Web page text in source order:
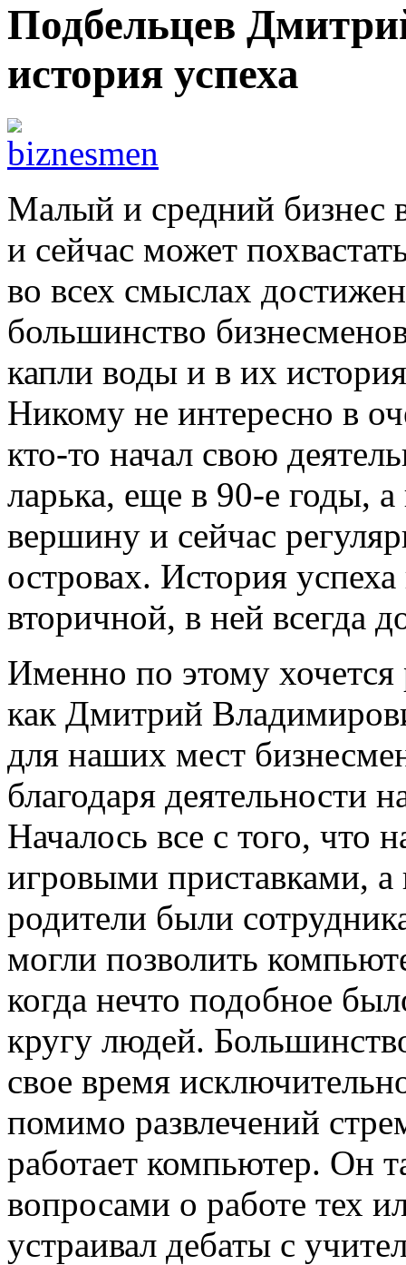
Подбельцев
история успеха
Малый и средний бизнес
и сейчас может
во всех смыслах
большинство
капли воды и в их
Никому не интересно в
кто-то начал свою
ларька, еще в 90-е годы,
вершину и сейчас
островах. История
вторичной, в ней всегда
Именно по этому хочется
как Дмитрий
для наших мест
благодаря деятельности
Началось все с того, что
игровыми приставками,
родители были
могли позволить
когда нечто подобное
кругу людей.
свое время
помимо развлечений
работает компьютер. Он
вопросами о работе тех
устраивал дебаты с